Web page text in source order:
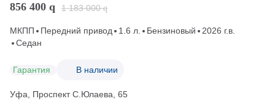
856 400 q 1 183 000 q
МКПП Передний привод 1.6 л. Бензиновый
2026 г.в.
Седан
Гарантия В наличии
Уфа, Проспект С.Юлаева, 65